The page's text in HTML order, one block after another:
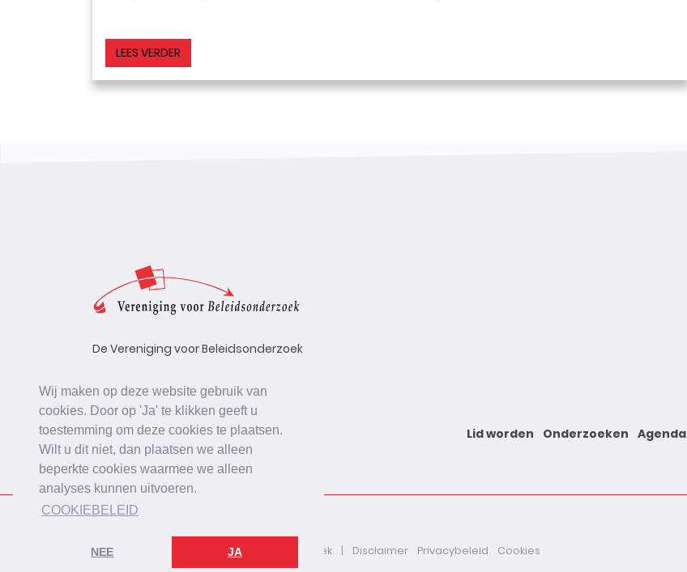
Wij maken op deze website gebruik van
cookies. Door op 'Ja' te klikken geeft u
toestemming om deze cookies te plaatsen.
Wilt u dit niet, dan plaatsen we alleen
beperkte cookies waarmee we alleen
analyses kunnen uitvoeren.
COOKIEBELEID
NEE JA
LEES VERDER
De Vereniging voor Beleidsonderzoek
bevorderen van beleidsonderzoek,
uitgevoerd in opdracht van
beleidsinstanties, uitvoerende
organisaties en bedrijfsleven.
Lid worden Onderzoeken Agenda
2026 © De Vereniging voor Beleidsonderzoek Disclaimer Privacybeleid Cookies